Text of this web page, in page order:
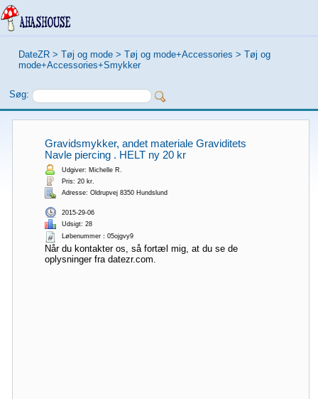
DateZR > Tøj og mode > Tøj og mode+Accessories > Tøj og
mode+Accessories+Smykker
Søg:
Gravidsmykker, andet materiale Graviditets
Navle piercing . HELT ny 20 kr
Udgiver: Michelle R.
Pris: 20 kr.
Adresse: Oldrupvej 8350 Hundslund
2015-29-06
Udsigt: 28
Løbenummer：05ojgvy9
Når du kontakter os, så fortæl mig, at du se de
oplysninger fra datezr.com.